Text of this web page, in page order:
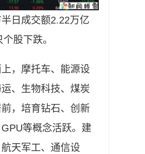
成交额2.22万亿
股下跌。
摩托车、能源设
、生物科技、煤炭
，培育钻石、创新
等概念活跃。建
天军工、通信设